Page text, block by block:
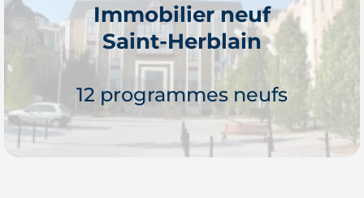
Je découvre
Immobilier neuf
Saint-Herblain
12 programmes neufs